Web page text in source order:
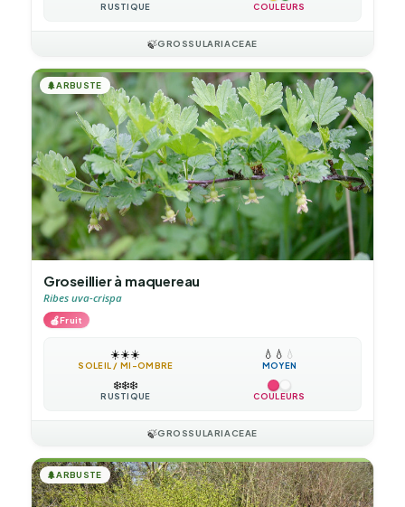
RUSTIQUE COULEURS
🍃GROSSULARIACEAE
🌲ARBUSTE
Groseillier à maquereau
Ribes uva-crispa
🍎Fruit
☀️☀️☀️
SOLEIL / MI-OMBRE
💧 💧 💧
MOYEN
❄️❄️❄️
RUSTIQUE COULEURS
🍃GROSSULARIACEAE
🌲ARBUSTE